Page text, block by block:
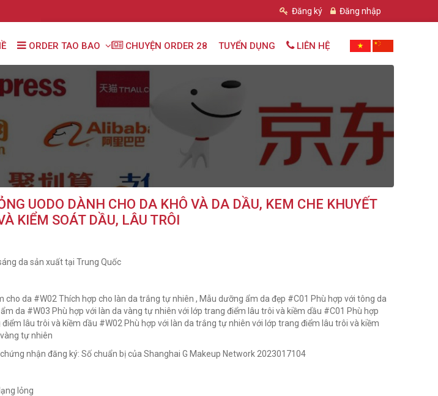
Đăng ký Đăng nhập
ORDER TAO BAO CHUYỆN ORDER 28 TUYỂN DỤNG LIÊN HỆ
UODO DÀNH CHO DA KHÔ VÀ DA DẦU, KEM CHE KHUYẾT
KIỂM SOÁT DẦU, LÂU TRÔI
da sản xuất tại Trung Quốc
cho da #W02 Thích hợp cho làn da trắng tự nhiên , Mẫu dưỡng ẩm da đẹp #C01 Phù hợp với tông da
da #W03 Phù hợp với làn da vàng tự nhiên với lớp trang điểm lâu trôi và kiềm dầu #C01 Phù hợp
lâu trôi và kiềm dầu #W02 Phù hợp với làn da trắng tự nhiên với lớp trang điểm lâu trôi và kiềm
tự nhiên
nhận đăng ký: Số chuẩn bị của Shanghai G Makeup Network 2023017104
lỏng